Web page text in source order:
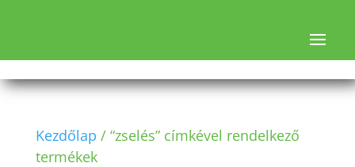
Kezdőlap / “zselés” címkével rendelkező
termékek